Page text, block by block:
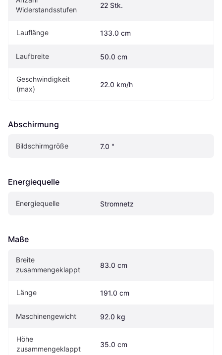
Widerstandsstufen
22 Stk.
Lauflänge 133.0 cm
Laufbreite 50.0 cm
Geschwindigkeit
(max)
22.0 km/h
Abschirmung
Bildschirmgröße 7.0 "
Energiequelle
Energiequelle Stromnetz
Maße
Breite
zusammengeklappt
83.0 cm
Länge 191.0 cm
Maschinengewicht 92.0 kg
Höhe
zusammengeklappt
35.0 cm